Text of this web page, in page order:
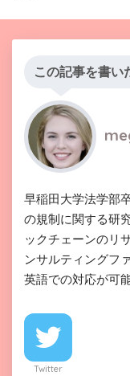
この記事を書い
早稲田大学法学部
の規制に関する研
ックチェーンのリ
ンサルティングフ
英語での対応が可能
Twitter